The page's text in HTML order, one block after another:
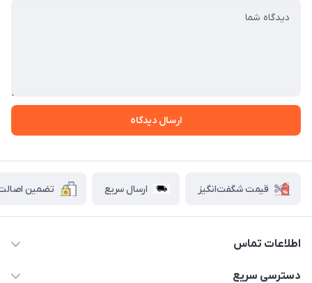
ارسال دیدگاه
قیمت شگفت‌انگیز ارسال سریع تضمین اصالت
اطلاعات تماس
۰۲۱۷۷۰۶۰۰۲۸ ـ ۰۹۱۹۰۰۲۸۲۴۷
دسترسی سریع